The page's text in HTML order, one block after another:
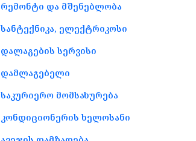
რემონტი და მშენებლობა
სანტექნიკა, ელექტრიკოსი
დალაგების სერვისი
დამლაგებელი
საკურიერო მომსახურება
კონდიციონერის ხელოსანი